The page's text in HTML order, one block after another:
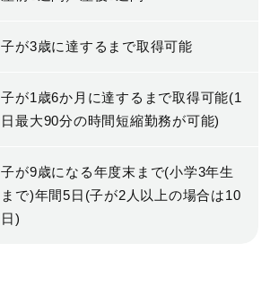
子が3歳に達するまで取得可能
子が1歳6か月に達するまで取得可能(1
日最大90分の時間短縮勤務が可能)
子が9歳になる年度末まで(小学3年生
まで)年間5日(子が2人以上の場合は10
日)